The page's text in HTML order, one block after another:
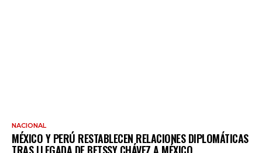
NACIONAL
MÉXICO Y PERÚ RESTABLECEN RELACIONES DIPLOMÁTICAS
TRAS LLEGADA DE BETSSY CHÁVEZ A MÉXICO